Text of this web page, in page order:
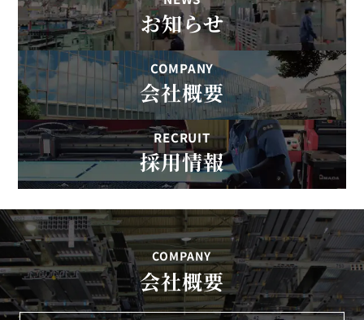
お知らせ
会社概要
採用情報
COMPANY
会社概要